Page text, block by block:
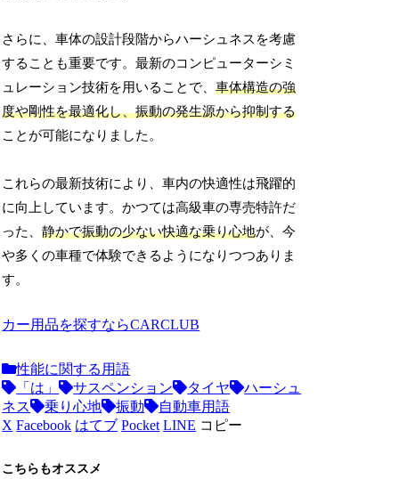
さらに、車体の設計段階からハーシュネスを考慮
することも重要です。最新のコンピューターシミ
ュレーション技術を用いることで、車体構造の強
度や剛性を最適化し、振動の発生源から抑制する
ことが可能になりました。
これらの最新技術により、車内の快適性は飛躍的
に向上しています。かつては高級車の専売特許だ
った、静かで振動の少ない快適な乗り心地が、今
や多くの車種で体験できるようになりつつありま
す。
カー用品を探すならCARCLUB
性能に関する用語
「は」
サスペンション タイヤ
ハーシュ
ネス
乗り心地 振動
自動車用語
X Facebook はてブ Pocket LINE コピー
こちらもオススメ